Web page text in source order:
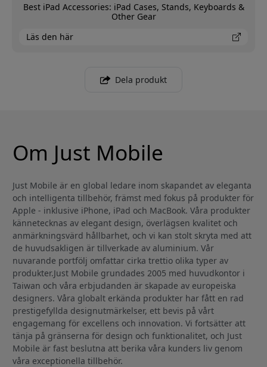
Best iPad Accessories: iPad Cases, Stands, Keyboards &
Other Gear
Läs den här
Dela produkt
Om Just Mobile
Just Mobile är en global ledare inom skapandet av eleganta
och intelligenta tillbehör, främst med fokus på produkter för
Apple - inklusive iPhone, iPad och MacBook. Våra produkter
kännetecknas av elegant design, överlägsen kvalitet och
anmärkningsvärd hållbarhet, och vi kan stolt skryta med att
de huvudsakligen är tillverkade av aluminium. Vår
nuvarande portfölj omfattar cirka trettio olika typer av
produkter.Just Mobile grundades 2005 med huvudkontor i
Taiwan och våra erbjudanden är skapade av europeiska
designers. Våra globalt erkända produkter har fått en rad
prestigefyllda designutmärkelser, ett bevis på vårt
engagemang för excellens och innovation. Vi fortsätter att
tänja på gränserna för design och funktionalitet, och Just
Mobile är fast beslutna att berika våra kunders liv genom
våra exceptionella tillbehör.